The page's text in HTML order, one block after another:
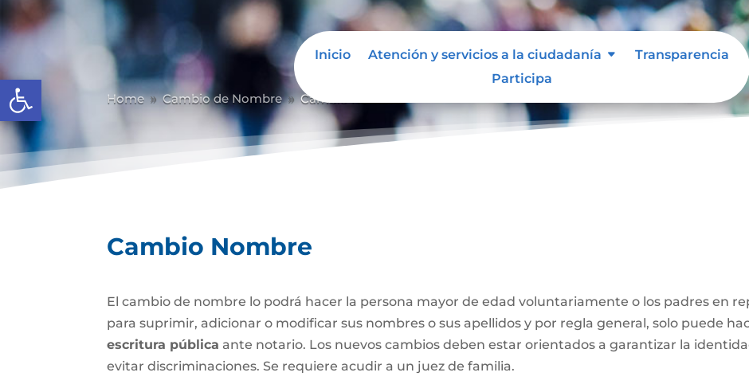
Abrir barra de herramientas
Inicio Atención y servicios a la ciudadanía
Transparencia
Participa
Home 9 Cambio de Nombre 9 Cambio Nombre
Cambio Nombre
El cambio de nombre lo podrá hacer la persona mayor de edad voluntariamente o los padres en
para suprimir, adicionar o modificar sus nombres o sus apellidos y por regla general, solo puede
escritura pública ante notario. Los nuevos cambios deben estar orientados a garantizar la
evitar discriminaciones. Se requiere acudir a un juez de familia.